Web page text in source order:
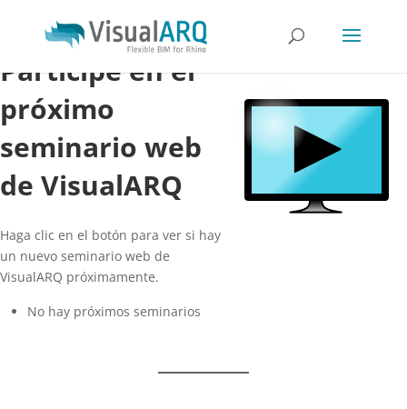
Participe en el
próximo
seminario web
de VisualARQ
Haga clic en el botón para ver si hay
un nuevo seminario web de
VisualARQ próximamente.
No hay próximos seminarios